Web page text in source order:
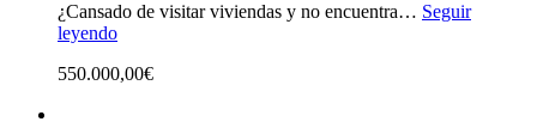
¿Cansado de visitar viviendas y no encuentra… Seguir
leyendo
550.000,00€